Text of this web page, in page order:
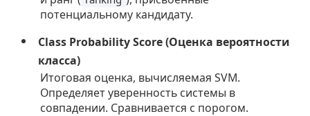
потенциальному кандидату.
Class Probability Score (Оценка вероятности
класса)
Итоговая оценка, вычисляемая SVM.
Определяет уверенность системы в
совпадении. Сравнивается с порогом.